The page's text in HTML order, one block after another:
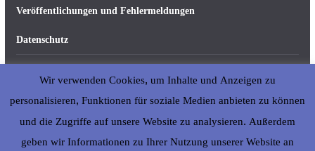
Veröffentlichungen und Fehlermeldungen
Datenschutz
Impressum
Über abseits-ka.de
Wir verwenden Cookies, um Inhalte und Anzeigen zu
personalisieren, Funktionen für soziale Medien anbieten zu können
und die Zugriffe auf unsere Website zu analysieren. Außerdem
geben wir Informationen zu Ihrer Nutzung unserer Website an